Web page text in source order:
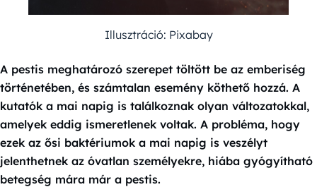
Illusztráció: Pixabay
A pestis meghatározó szerepet töltött be az emberiség
történetében, és számtalan esemény köthető hozzá. A
kutatók a mai napig is találkoznak olyan változatokkal,
amelyek eddig ismeretlenek voltak. A probléma, hogy
ezek az ősi baktériumok a mai napig is veszélyt
jelenthetnek az óvatlan személyekre, hiába gyógyítható
betegség mára már a pestis.